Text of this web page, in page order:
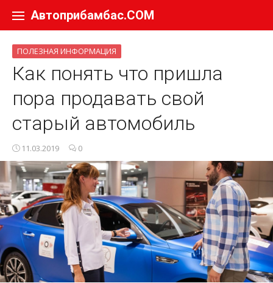
Автоприбамбас.COM
ПОЛЕЗНАЯ ИНФОРМАЦИЯ
Как понять что пришла
пора продавать свой
старый автомобиль
11.03.2019 0